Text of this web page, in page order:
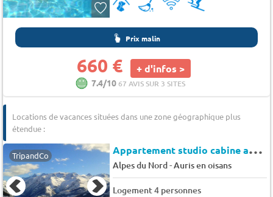
Prix malin
660 € + d'infos >
7.4/1067 AVIS SUR 3 SITES
Locations de vacances situées dans une zone géographique plus
étendue :
TripandCo A
ppartement studio cabine au pied des pistes - Auris en Oisans - Nigritelles a
Alpes du Nord-Auris en oisans
Logement 4 personnes